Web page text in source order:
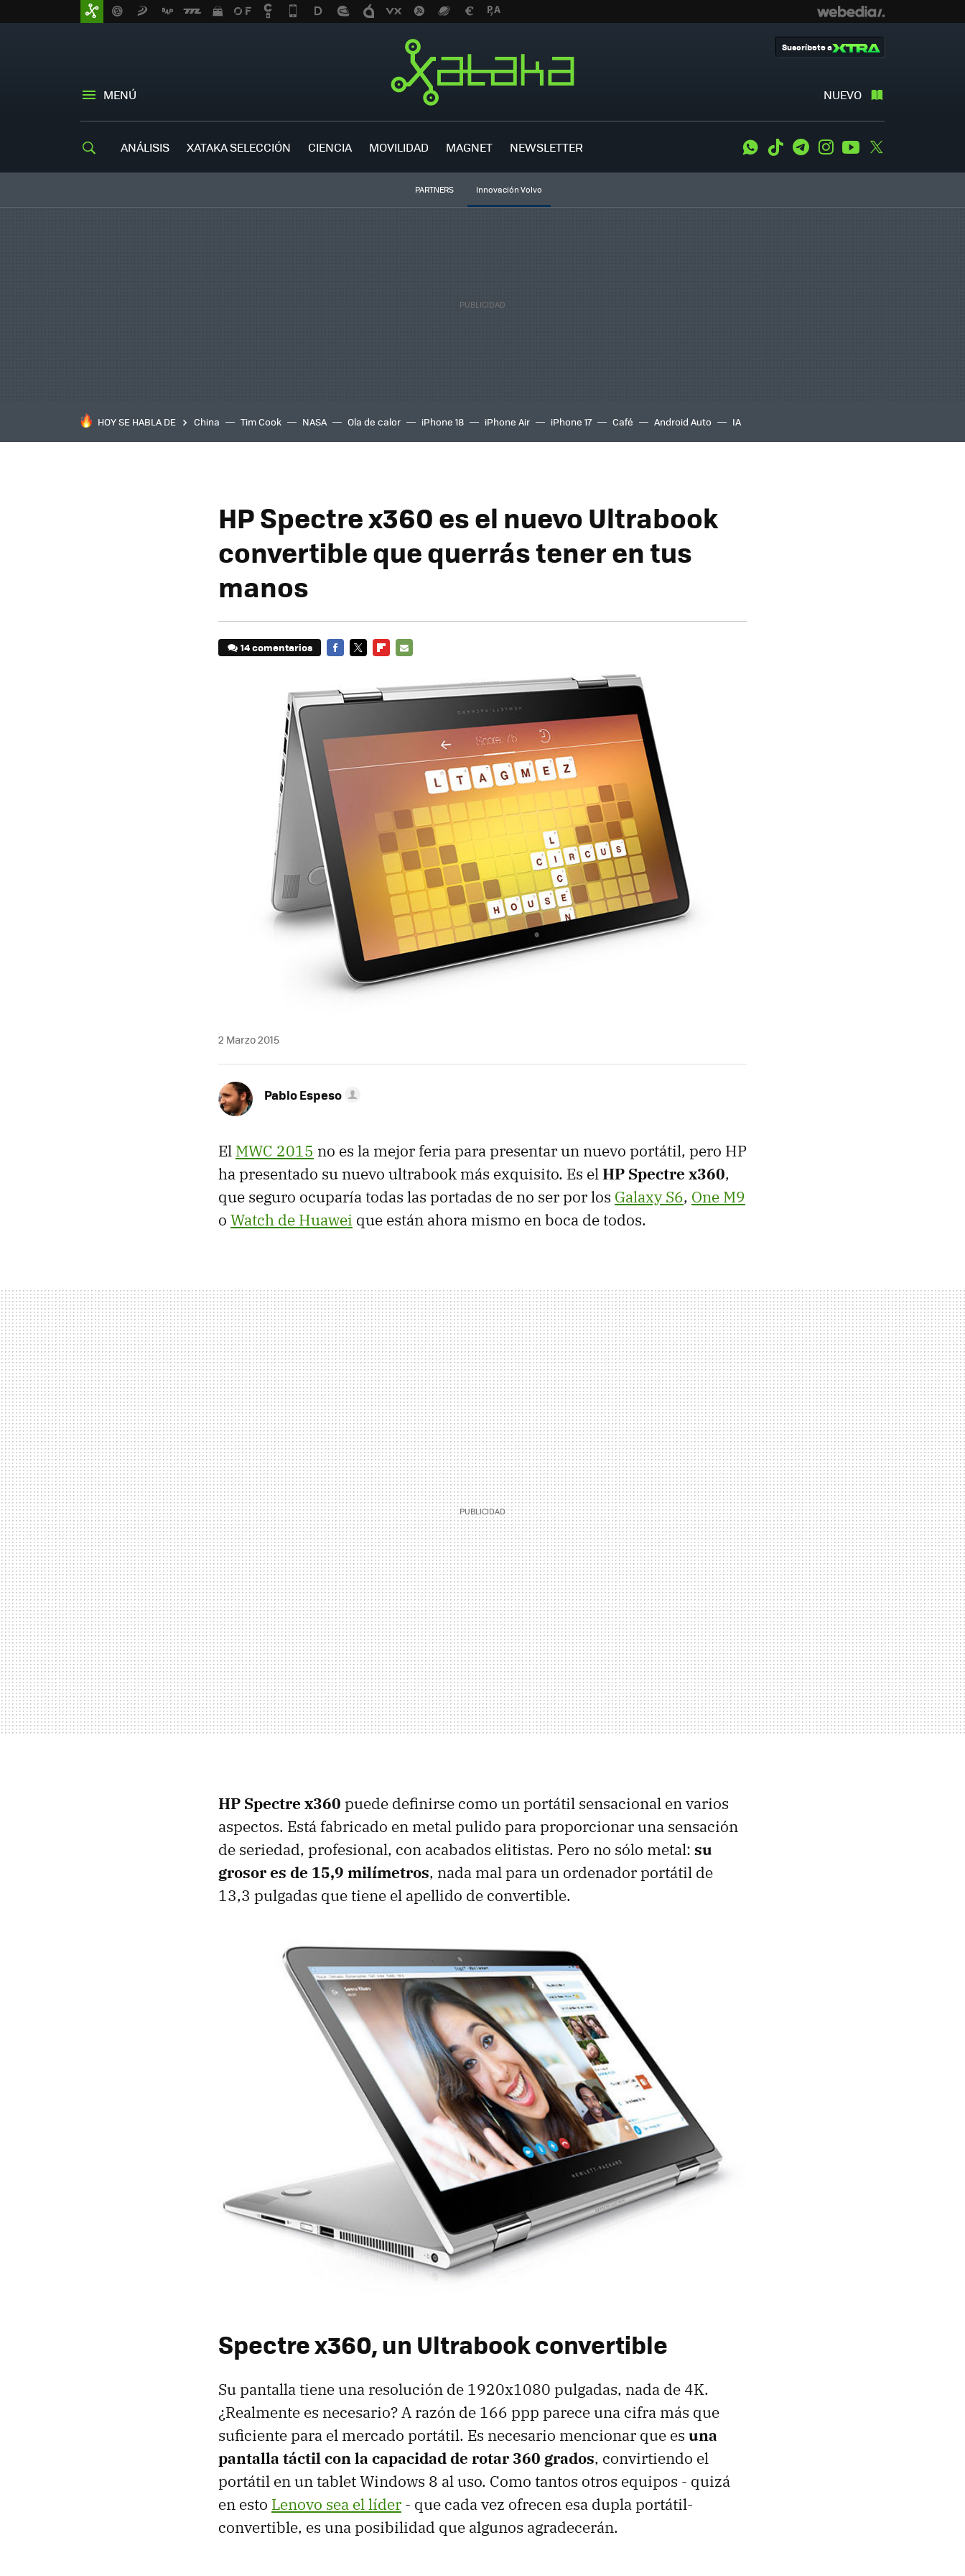
MENÚ NUEVO
Suscríbete a
ANÁLISIS XATAKA SELECCIÓN CIENCIA MOVILIDAD MAGNET NEWSLETTER WhatsApp
Tiktok TelegramInstagramYoutube
PARTNERS Innovación Volvo
HOY SE HABLA DE China Tim Cook NASA Ola de calor iPhone 18 iPhone Air iPhone 17 Café Android Auto IA
HP Spectre x360 es el nuevo Ultrabook
convertible que querrás tener en tus
manos
14 comentarios
2 Marzo 2015
Pablo Espeso
El MWC 2015 no es la mejor feria para presentar un nuevo portátil, pero HP
ha presentado su nuevo ultrabook más exquisito. Es elHP Spectre x360,
que seguro ocuparía todas las portadas de no ser por los Galaxy S6, One M9
o Watch de Huawei que están ahora mismo en boca de todos.
HP Spectre x360 puede definirse como un portátil sensacional en varios
aspectos. Está fabricado en metal pulido para proporcionar una sensación
de seriedad, profesional, con acabados elitistas. Pero no sólo metal: su
grosor es de 15,9 milímetros, nada mal para un ordenador portátil de
13,3 pulgadas que tiene el apellido de convertible.
Spectre x360, un Ultrabook convertible
Su pantalla tiene una resolución de 1920x1080 pulgadas, nada de 4K.
¿Realmente es necesario? A razón de 166 ppp parece una cifra más que
suficiente para el mercado portátil. Es necesario mencionar que es una
pantalla táctil con la capacidad de rotar 360 grados, convirtiendo el
portátil en un tablet Windows 8 al uso. Como tantos otros equipos - quizá
en esto Lenovo sea el líder - que cada vez ofrecen esa dupla portátil-
convertible, es una posibilidad que algunos agradecerán.